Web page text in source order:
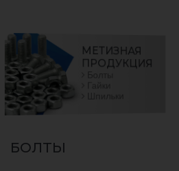
МЕТИЗНАЯ
ПРОДУКЦИЯ
БОЛТЫ